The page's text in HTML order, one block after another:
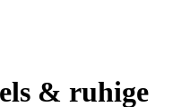
& ruhige